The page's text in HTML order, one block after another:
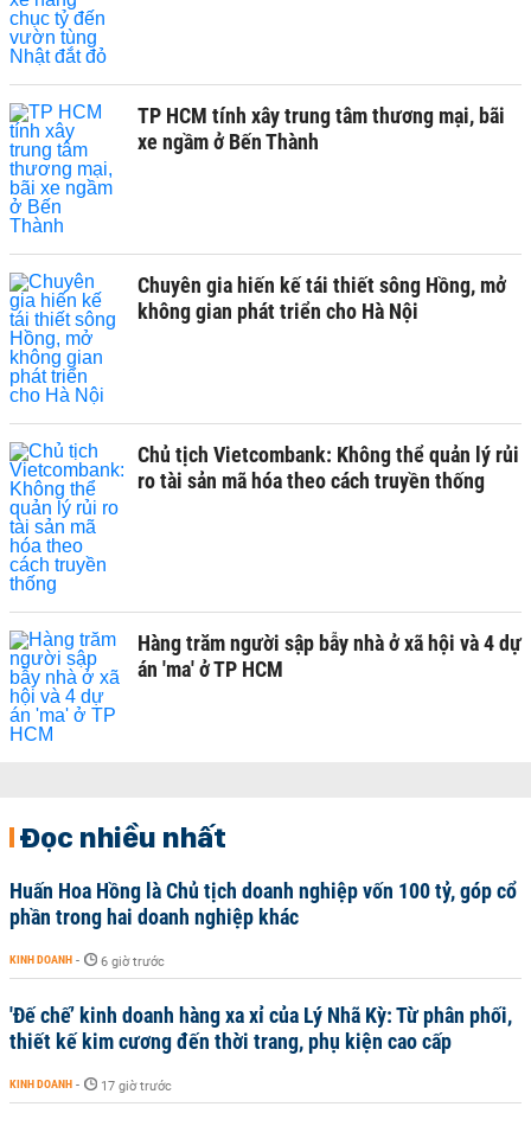
TP HCM tính xây trung tâm thương mại, bãi
xe ngầm ở Bến Thành
Chuyên gia hiến kế tái thiết sông Hồng, mở
không gian phát triển cho Hà Nội
Chủ tịch Vietcombank: Không thể quản lý rủi
ro tài sản mã hóa theo cách truyền thống
Hàng trăm người sập bẫy nhà ở xã hội và 4 dự
án 'ma' ở TP HCM
Đọc nhiều nhất
Huấn Hoa Hồng là Chủ tịch doanh nghiệp vốn 100 tỷ, góp cổ
phần trong hai doanh nghiệp khác
KINH DOANH - 6 giờ trước
'Đế chế’ kinh doanh hàng xa xỉ của Lý Nhã Kỳ: Từ phân phối,
thiết kế kim cương đến thời trang, phụ kiện cao cấp
KINH DOANH - 17 giờ trước